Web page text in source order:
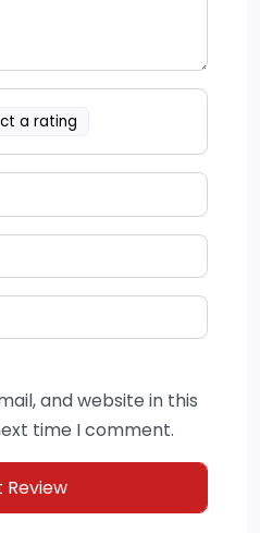
a rating
and website in this
time I comment.